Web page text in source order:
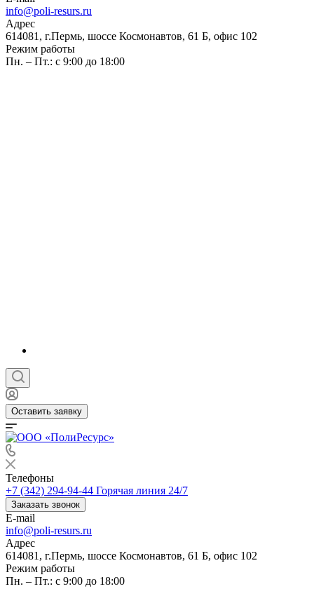
info@poli-resurs.ru
Адрес
614081, г.Пермь, шоссе Космонавтов, 61 Б, офис 102
Режим работы
Пн. – Пт.: с 9:00 до 18:00
Оставить заявку
Телефоны
+7 (342) 294-94-44 Горячая линия 24/7
Заказать звонок
E-mail
info@poli-resurs.ru
Адрес
614081, г.Пермь, шоссе Космонавтов, 61 Б, офис 102
Режим работы
Пн. – Пт.: с 9:00 до 18:00